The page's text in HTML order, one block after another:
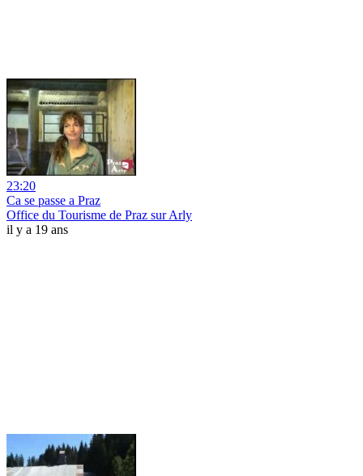
23:20
Ca se passe a Praz
Office du Tourisme de Praz sur Arly
il y a 19 ans